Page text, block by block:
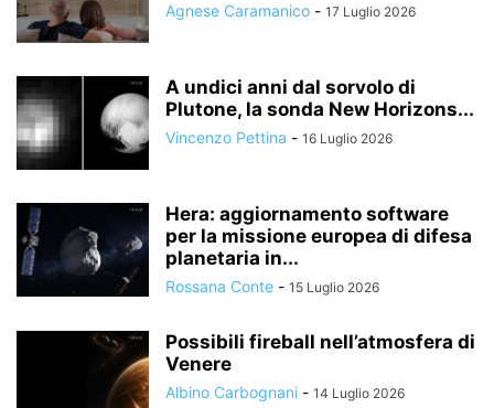
Agnese Caramanico - 17 Luglio 2026
A undici anni dal sorvolo di
Plutone, la sonda New Horizons...
Vincenzo Pettina - 16 Luglio 2026
Hera: aggiornamento software
per la missione europea di difesa
planetaria in...
Rossana Conte - 15 Luglio 2026
Possibili fireball nell’atmosfera di
Venere
Albino Carbognani - 14 Luglio 2026